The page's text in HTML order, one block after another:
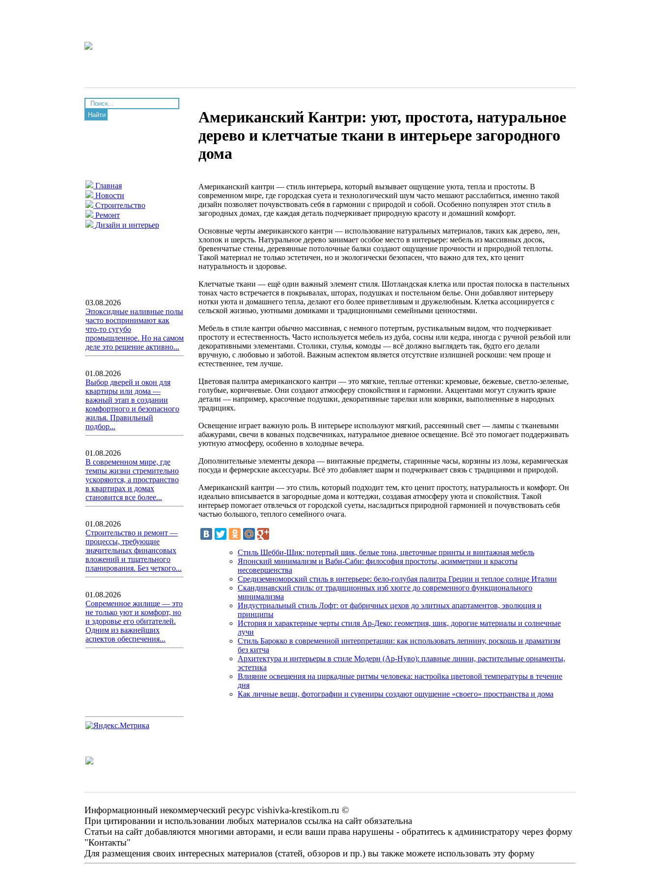
Найти
Главная
Новости
Строительство
Ремонт
Дизайн и интерьер
03.08.2026
Эпоксидные наливные полы
часто воспринимают как
что-то сугубо
промышленное. Но на самом
деле это решение активно...
01.08.2026
Выбор дверей и окон для
квартиры или дома —
важный этап в создании
комфортного и безопасного
жилья. Правильный
подбор...
01.08.2026
В современном мире, где
темпы жизни стремительно
ускоряются, а пространство
в квартирах и домах
становится все более...
01.08.2026
Строительство и ремонт —
процессы, требующие
значительных финансовых
вложений и тщательного
планирования. Без четкого...
01.08.2026
Современное жилище — это
не только уют и комфорт, но
и здоровье его обитателей.
Одним из важнейших
аспектов обеспечения...
Американский Кантри: уют, простота, натуральное
дерево и клетчатые ткани в интерьере загородного
дома
Американский кантри — стиль интерьера, который вызывает ощущение уюта, тепла и простоты. В
современном мире, где городская суета и технологический шум часто мешают расслабиться, именно такой
дизайн позволяет почувствовать себя в гармонии с природой и собой. Особенно популярен этот стиль в
загородных домах, где каждая деталь подчеркивает природную красоту и домашний комфорт.
Основные черты американского кантри — использование натуральных материалов, таких как дерево, лен,
хлопок и шерсть. Натуральное дерево занимает особое место в интерьере: мебель из массивных досок,
бревенчатые стены, деревянные потолочные балки создают ощущение прочности и природной теплоты.
Такой материал не только эстетичен, но и экологически безопасен, что важно для тех, кто ценит
натуральность и здоровье.
Клетчатые ткани — ещё один важный элемент стиля. Шотландская клетка или простая полоска в пастельных
тонах часто встречается в покрывалах, шторах, подушках и постельном белье. Они добавляют интерьеру
нотки уюта и домашнего тепла, делают его более приветливым и дружелюбным. Клетка ассоциируется с
сельской жизнью, уютными домиками и традиционными семейными ценностями.
Мебель в стиле кантри обычно массивная, с немного потертым, рустикальным видом, что подчеркивает
простоту и естественность. Часто используется мебель из дуба, сосны или кедра, иногда с ручной резьбой или
декоративными элементами. Столики, стулья, комоды — всё должно выглядеть так, будто его делали
вручную, с любовью и заботой. Важным аспектом является отсутствие излишней роскоши: чем проще и
естественнее, тем лучше.
Цветовая палитра американского кантри — это мягкие, теплые оттенки: кремовые, бежевые, светло-зеленые,
голубые, коричневые. Они создают атмосферу спокойствия и гармонии. Акцентами могут служить яркие
детали — например, красочные подушки, декоративные тарелки или коврики, выполненные в народных
традициях.
Освещение играет важную роль. В интерьере используют мягкий, рассеянный свет — лампы с тканевыми
абажурами, свечи в кованых подсвечниках, натуральное дневное освещение. Всё это помогает поддерживать
уютную атмосферу, особенно в холодные вечера.
Дополнительные элементы декора — винтажные предметы, старинные часы, корзины из лозы, керамическая
посуда и фермерские аксессуары. Всё это добавляет шарм и подчеркивает связь с традициями и природой.
Американский кантри — это стиль, который подходит тем, кто ценит простоту, натуральность и комфорт. Он
идеально вписывается в загородные дома и коттеджи, создавая атмосферу уюта и спокойствия. Такой
интерьер помогает отвлечься от городской суеты, насладиться природной гармонией и почувствовать себя
частью большого, теплого семейного очага.
Стиль Шебби-Шик: потертый шик, белые тона, цветочные принты и винтажная мебель
Японский минимализм и Ваби-Саби: философия простоты, асимметрии и красоты
несовершенства
Средиземноморский стиль в интерьере: бело-голубая палитра Греции и теплое солнце Италии
Скандинавский стиль: от традиционных изб хюгге до современного функционального
минимализма
Индустриальный стиль Лофт: от фабричных цехов до элитных апартаментов, эволюция и
принципы
История и характерные черты стиля Ар-Деко: геометрия, шик, дорогие материалы и солнечные
лучи
Стиль Барокко в современной интерпретации: как использовать лепнину, роскошь и драматизм
без китча
Архитектура и интерьеры в стиле Модерн (Ар-Нуво): плавные линии, растительные орнаменты,
эстетика
Влияние освещения на циркадные ритмы человека: настройка цветовой температуры в течение
дня
Как личные вещи, фотографии и сувениры создают ощущение «своего» пространства и дома
Информационный некоммерческий ресурс vishivka-krestikom.ru ©
При цитировании и использовании любых материалов ссылка на сайт обязательна
Статьи на сайт добавляются многими авторами, и если ваши права нарушены - обратитесь к администратору через форму
"Контакты"
Для размещения своих интересных материалов (статей, обзоров и пр.) вы также можете использовать эту форму